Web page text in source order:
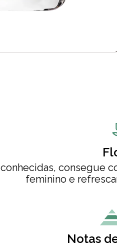
consegue
feminino e
Notas